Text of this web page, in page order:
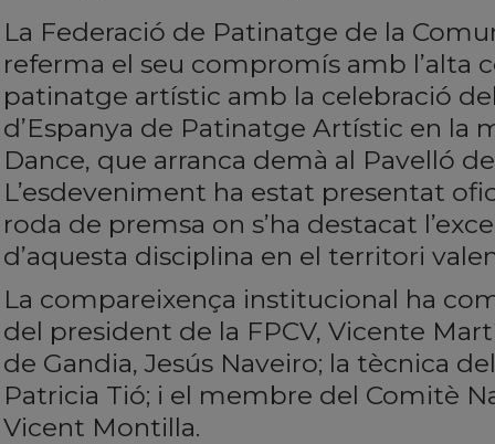
La Federació de Patinatge de la
referma el seu compromís amb l’alta
patinatge artístic amb la celebració
d’Espanya de Patinatge Artístic en la
Dance, que arranca demà al Pavelló
L’esdeveniment ha estat presentat
roda de premsa on s’ha destacat
d’aquesta disciplina en el territori
La compareixença institucional ha
del president de la FPCV, Vicente
de Gandia, Jesús Naveiro; la tècnica
Patricia Tió; i el membre del Comitè
Vicent Montilla.